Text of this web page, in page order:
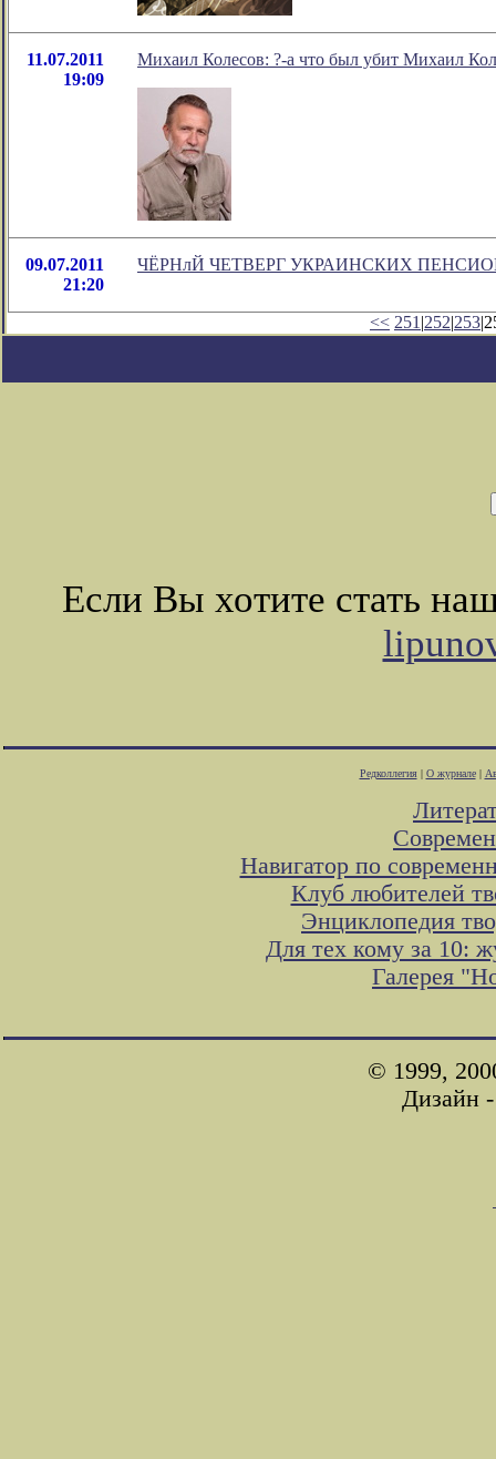
11.07.2011
19:09
Михаил Колесов: ?-а что был убит Михаил
09.07.2011
21:20
ЧЁРНлЙ ЧЕТВЕРГ УКРАИНСКИХ
<< 251 |252|253
Если Вы хотите стать
Редколлегия| О журнале|
Навигатор по
Клуб любителей
Энциклопедия
Для тех кому за 10:
Галерея
© 1999,
Дизайн